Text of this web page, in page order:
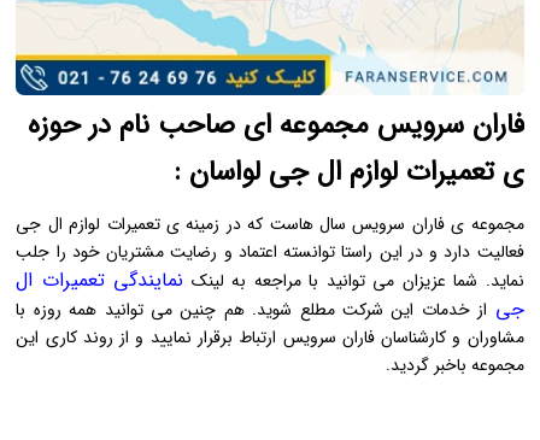
فاران سرویس مجموعه ای صاحب نام در حوزه
ی تعمیرات لوازم ال جی لواسان :
مجموعه ی فاران سرویس سال هاست که در زمینه ی تعمیرات لوازم ال جی
فعالیت دارد و در این راستا توانسته اعتماد و رضایت مشتریان خود را جلب
نماید. شما عزیزان می توانید با مراجعه به لینک نمایندگی تعمیرات ال
جی از خدمات این شرکت مطلع شوید. هم چنین می توانید همه روزه با
مشاوران و کارشناسان فاران سرویس ارتباط برقرار نمایید و از روند کاری این
مجموعه باخبر گردید.